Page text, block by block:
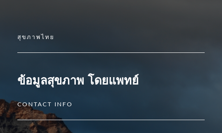
สุขภาพไทย
ข้อมูลสุขภาพ โดยแพทย์
CONTACT INFO